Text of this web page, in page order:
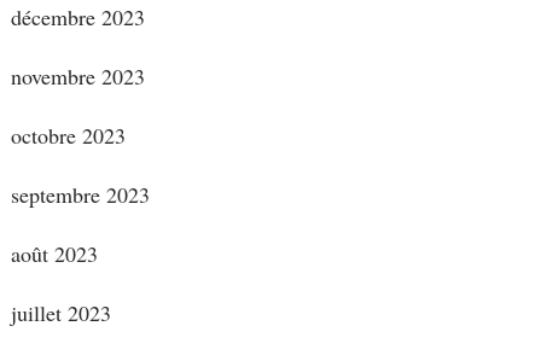
décembre 2023
novembre 2023
octobre 2023
septembre 2023
août 2023
juillet 2023